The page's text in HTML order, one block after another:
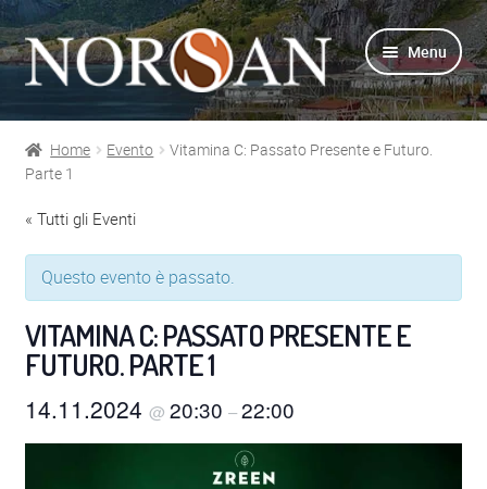
Vai
alla
navigazione
Vai
al
contenuto
Menu
Shop
Info prodotti
Info Omega-3
Azienda
Supporto
Home Evento
Vitamina C: Passato Presente e Futuro.
Parte 1
« Tutti gli Eventi
Questo evento è passato.
VITAMINA C: PASSATO PRESENTE E
FUTURO. PARTE 1
14.11.2024 @ 20:30 –22:00